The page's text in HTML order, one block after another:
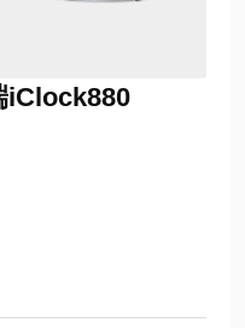
iClock880